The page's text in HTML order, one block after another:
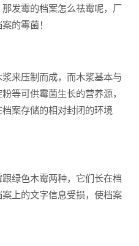
发霉的档案怎么祛霉呢，厂
的霉菌！
来压制而成，而木浆基本与
等可供霉菌生长的营养源，
案存储的相对封闭的环境
绿色木霉两种，它们长在档
上的文字信息受损，使档案